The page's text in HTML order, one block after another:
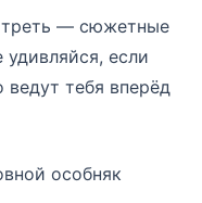
треть — сюжетные
если
ведут тебя вперёд
особняк